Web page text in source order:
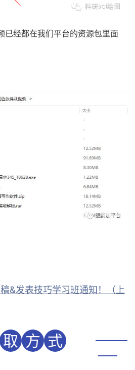
已经都在我们平台的资源包里面
&发表技巧学习班通知！（上
取 方 式